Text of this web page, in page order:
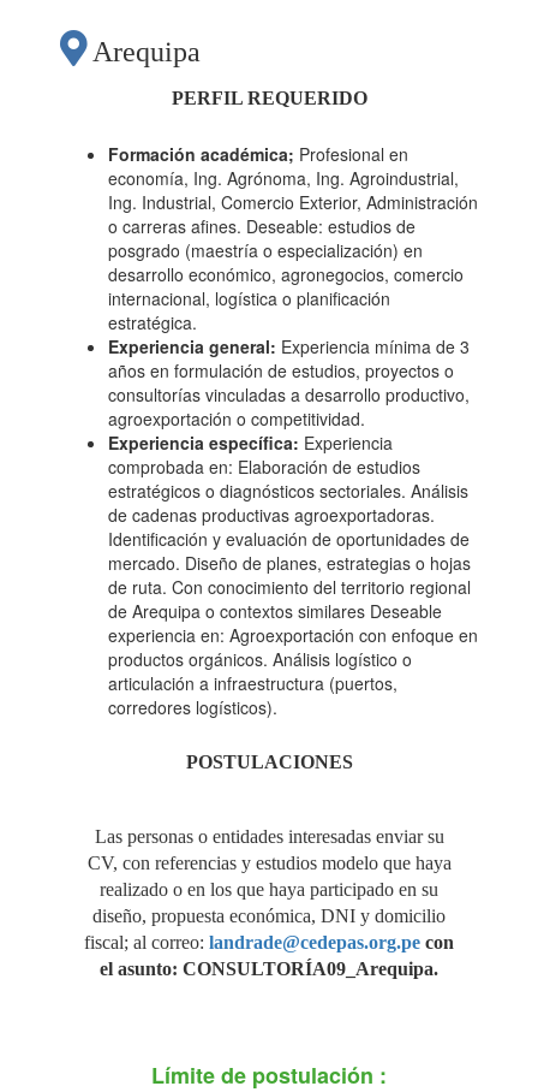
ORIENTADO A LA
RECONVERSIÓN
AGRÍCOLA
ORGÁNICA Y LA
IDENTIFICACIÓN DE
CADENAS CON
POTENCIAL
EXPORTADOR VÍA
“MEGAPUERTO DE
LAS AMÉRICAS
CORÍO"
Arequipa
PERFIL REQUERIDO
Formación académica; Profesional en
economía, Ing. Agrónoma, Ing. Agroindustrial,
Ing. Industrial, Comercio Exterior, Administración
o carreras afines. Deseable: estudios de
posgrado (maestría o especialización) en
desarrollo económico, agronegocios, comercio
internacional, logística o planificación
estratégica.
Experiencia general: Experiencia mínima de 3
años en formulación de estudios, proyectos o
consultorías vinculadas a desarrollo productivo,
agroexportación o competitividad.
Experiencia específica: Experiencia
comprobada en: Elaboración de estudios
estratégicos o diagnósticos sectoriales. Análisis
de cadenas productivas agroexportadoras.
Identificación y evaluación de oportunidades de
mercado. Diseño de planes, estrategias o hojas
de ruta. Con conocimiento del territorio regional
de Arequipa o contextos similares Deseable
experiencia en: Agroexportación con enfoque en
productos orgánicos. Análisis logístico o
articulación a infraestructura (puertos,
corredores logísticos).
POSTULACIONES
Las personas o entidades interesadas enviar su
CV, con referencias y estudios modelo que haya
realizado o en los que haya participado en su
diseño, propuesta económica, DNI y domicilio
fiscal; al correo: landrade@cedepas.org.pe con
el asunto: CONSULTORÍA09_Arequipa.
Límite de postulación :